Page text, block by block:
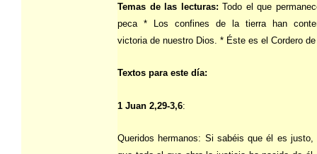
Temas de las lecturas: Todo el que
peca * Los confines de la tierra han
victoria de nuestro Dios. * Éste es el Cordero
Textos para este día:
1 Juan 2,29-3,6:
Queridos hermanos: Si sabéis que él es justo,